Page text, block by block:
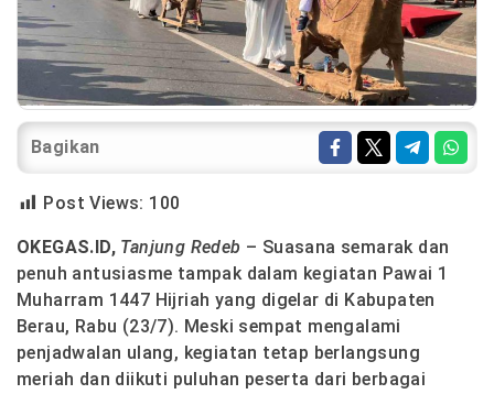
Bagikan
Post Views: 100
OKEGAS.ID, Tanjung Redeb – Suasana semarak dan
penuh antusiasme tampak dalam kegiatan Pawai 1
Muharram 1447 Hijriah yang digelar di Kabupaten
Berau, Rabu (23/7). Meski sempat mengalami
penjadwalan ulang, kegiatan tetap berlangsung
meriah dan diikuti puluhan peserta dari berbagai